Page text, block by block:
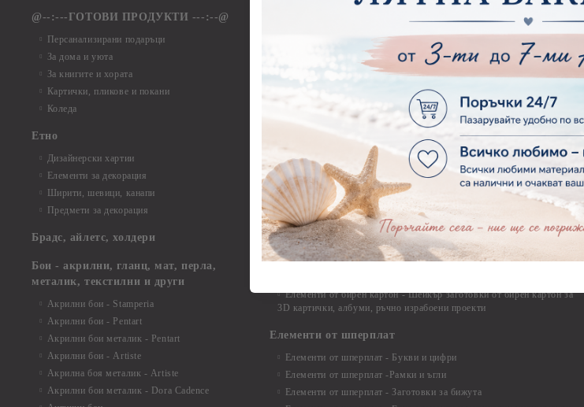
@--:---ГОТОВИ ПРОДУКТИ ---:--@
Персанализирани подаръци
За дома и уюта
За книгите и хората
Картички, пликове и покани
Коледа
Етно
Дизайнерски хартии
Елементи за декорация
Ширити, шевици, канапи
Предмети за декорация
Брадс, айлетс, холдери
Бои - акрилни, гланц, мат, перла,
металик, текстилни и други
Акрилни бои - Stamperia
Акрилни бои - Pentart
Акрилни бои металик - Pentart
Акрилни бои - Artiste
Акрилна боя металик - Artiste
Акрилни бои металик - Dora Cadence
Елементи от хартия - Коледа и Зима
Елементи от бирен картон
Елементи от бирен картон - Декоративни рамки
Елементи от бирен картон - Надписи на български
Елементи от бирен картон - Ъгли и орнаменти
Елементи от бирен картон - Сватба
Елементи от бирен картон - Училище, Дипломиране и Завършване
Елементи от бирен картон - Бебшки и Детски елементи
Елементи от бирен картон - Цветя и Животни
Елементи от бирен картон - Стиймпънк и Мъжки елементи
Елементи от бирен картон - Пътешестия - море, планина ,транспорт
Елементи от бирен картон - Други
Елементи от бирен картон - За миниатюри, дълбоки рамки, бебешки
съкровища и екслоадиращи кутии
Елементи от бирен картон - Коледа и Зима
Елементи от бирен картон - Шейкър заготовки от бирен картон за
3D картички, албуми, ръчно израбоени проекти
Елементи от шперплат
Елементи от шперплат - Букви и цифри
Елементи от шперплат -Рамки и ъгли
Елементи от шперплат - Заготовки за бижута